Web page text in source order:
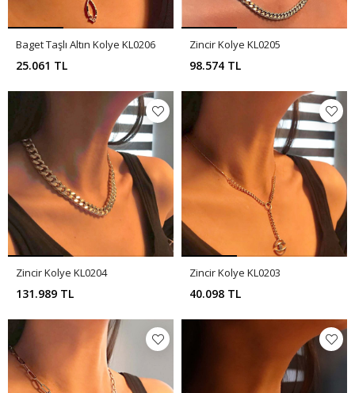
Baget Taşlı Altın Kolye KL0206
25.061 TL
Zincir Kolye KL0205
98.574 TL
Zincir Kolye KL0204
131.989 TL
Zincir Kolye KL0203
40.098 TL